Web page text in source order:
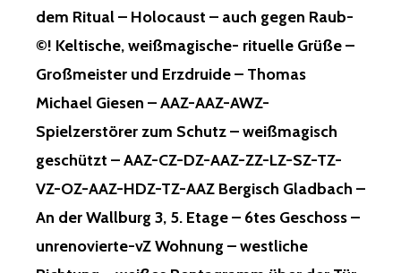
dem Ritual – Holocaust – auch gegen Raub-
©! Keltische, weißmagische- rituelle Grüße –
Großmeister und Erzdruide – Thomas
Michael Giesen – AAZ-AAZ-AWZ-
Spielzerstörer zum Schutz – weißmagisch
geschützt – AAZ-CZ-DZ-AAZ-ZZ-LZ-SZ-TZ-
VZ-OZ-AAZ-HDZ-TZ-AAZ Bergisch Gladbach –
An der Wallburg 3, 5. Etage – 6tes Geschoss –
unrenovierte-vZ Wohnung – westliche